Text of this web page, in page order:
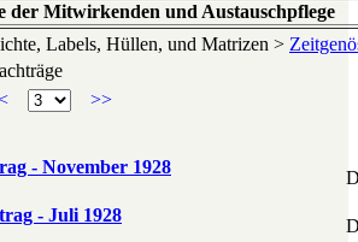
der Mitwirkenden und Austauschpflege
Labels, Hüllen, und Matrizen >
>>
- November 1928
- Juli 1928